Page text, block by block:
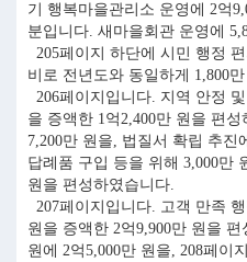
기 행복마을관리소 운영에 2억
분입니다. 새마을회관 운영에
205페이지 하단에 시민 행정
비로 전년도와 동일하게 1,800
206페이지입니다. 지역 안정
을 증액한 1억2,400만 원을 편
7,200만 원을, 법질서 확립 추진
답례품 구입 등을 위해 3,000만
원을 편성하였습니다.
207페이지입니다. 고객 만족
원을 증액한 2억9,900만 원을
원에 2억5,000만 원을, 208페이